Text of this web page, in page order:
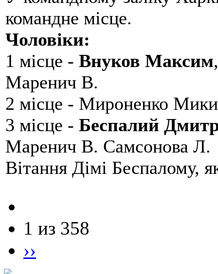
командне місце.
Чоловіки:
1 місце - Внуков Максим
Маренич В.
2 місце - Мироненко
3 місце - Беспалий
Маренич В. Самсонова Л.
Вітання Дімі Беспалому,
1 из 358
››